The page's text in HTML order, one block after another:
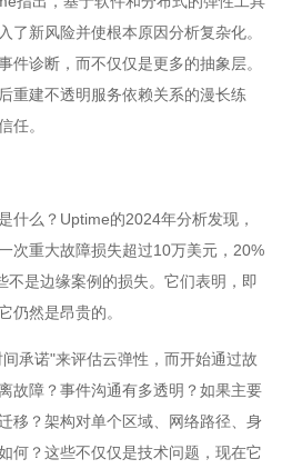
了新风险并使根本原因分析复杂化。
件诊断，而不仅仅是更多的抽象层。
重建不透明服务依赖关系的漫长练
任。
什么？Uptime的2024年分析发现，
次重大故障损失超过10万美元，20%
不是边缘案例的损失。它们表明，即
仍然是昂贵的。
承诺"来评估云弹性，而开始通过故
故障？事件沟通有多透明？如果主要
移？架构对单个区域、网络路径、身
何？这些不仅仅是技术问题，现在它